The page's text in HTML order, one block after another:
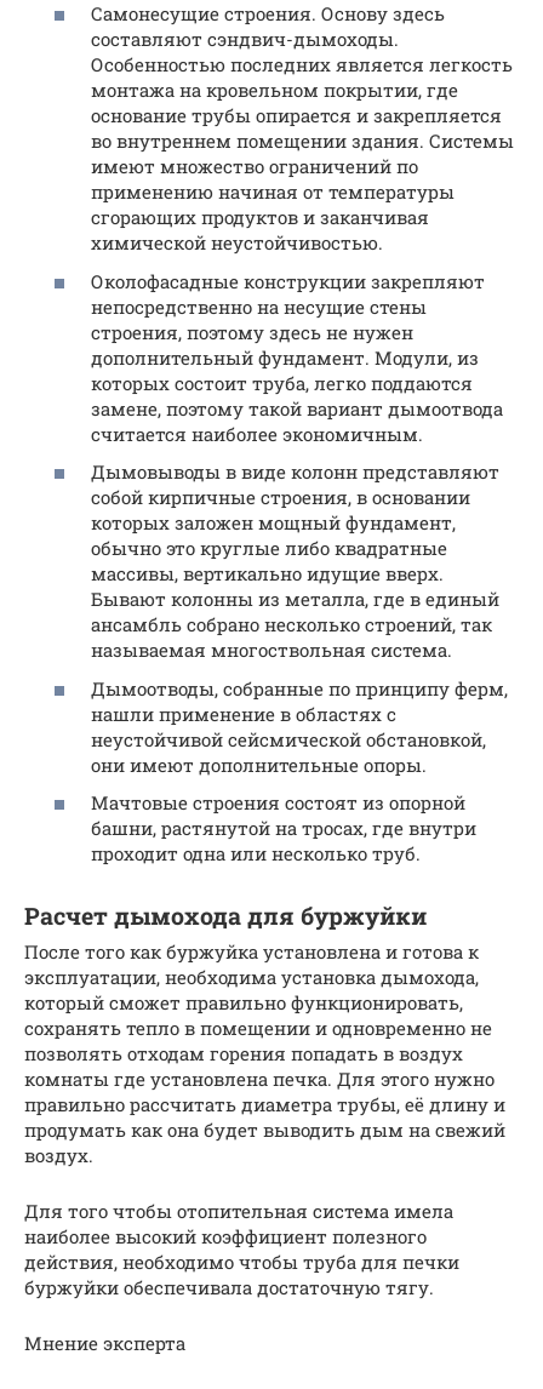
Самонесущие строения. Основу здесь
составляют сэндвич-дымоходы.
Особенностью последних является легкость
монтажа на кровельном покрытии, где
основание трубы опирается и закрепляется
во внутреннем помещении здания. Системы
имеют множество ограничений по
применению начиная от температуры
сгорающих продуктов и заканчивая
химической неустойчивостью.
Околофасадные конструкции закрепляют
непосредственно на несущие стены
строения, поэтому здесь не нужен
дополнительный фундамент. Модули, из
которых состоит труба, легко поддаются
замене, поэтому такой вариант дымоотвода
считается наиболее экономичным.
Дымовыводы в виде колонн представляют
собой кирпичные строения, в основании
которых заложен мощный фундамент,
обычно это круглые либо квадратные
массивы, вертикально идущие вверх.
Бывают колонны из металла, где в единый
ансамбль собрано несколько строений, так
называемая многоствольная система.
Дымоотводы, собранные по принципу ферм,
нашли применение в областях с
неустойчивой сейсмической обстановкой,
они имеют дополнительные опоры.
Мачтовые строения состоят из опорной
башни, растянутой на тросах, где внутри
проходит одна или несколько труб.
Расчет дымохода для буржуйки
После того как буржуйка установлена и готова к
эксплуатации, необходима установка дымохода,
который сможет правильно функционировать,
сохранять тепло в помещении и одновременно не
позволять отходам горения попадать в воздух
комнаты где установлена печка. Для этого нужно
правильно рассчитать диаметра трубы, её длину и
продумать как она будет выводить дым на свежий
воздух.
Для того чтобы отопительная система имела
наиболее высокий коэффициент полезного
действия, необходимо чтобы труба для печки
буржуйки обеспечивала достаточную тягу.
Мнение эксперта